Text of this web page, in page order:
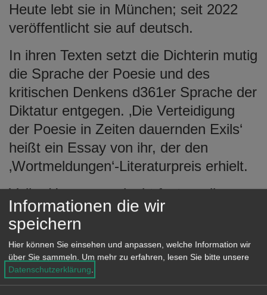
Heute lebt sie in München; seit 2022
veröffentlicht sie auf deutsch.
In ihren Texten setzt die Dichterin mutig
die Sprache der Poesie und des
kritischen Denkens d361er Sprache der
Diktatur entgegen. ‚Die Verteidigung
der Poesie in Zeiten dauernden Exils‘
heißt ein Essay von ihr, der den
‚Wortmeldungen‘-Literaturpreis erhielt.
Volha Hapeyeva glaubt fest an die
Macht der Poesie, auch und gerade in
politisch schwierigen Zeiten. Ihre Texte
sind Ausdruck ihrer Faszination für die
Vielfalt und den Reichtum von Sprache,
aber sie sprechen auch vom Schmerz
Informationen die wir
speichern
Hier können Sie einsehen und anpassen, welche Information wir
über Sie sammeln. Um mehr zu erfahren, lesen Sie bitte unsere
Datenschutzerklärung.